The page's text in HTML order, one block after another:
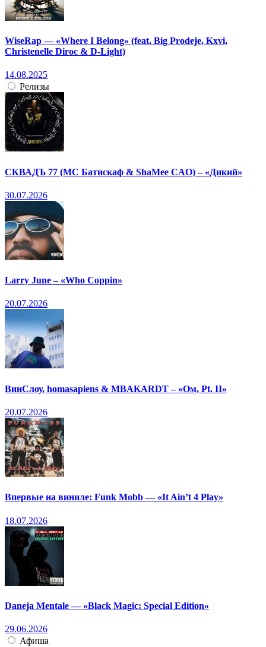
WiseRap — «Where I Belong» (feat. Big Prodeje, Kxvi,
Christenelle Diroc & D-Light)
14.08.2025
Релизы
СКВАДЪ 77 (МС Батискаф & ShaMee CAO) – «Дикий»
30.07.2026
Larry June – «Who Coppin»
20.07.2026
ВинСлоу, homasapiens & MBAKARDT – «Ом, Pt. II»
20.07.2026
Впервые на виниле: Funk Mobb — «It Ain’t 4 Play»
18.07.2026
Daneja Mentale — «Black Magic: Special Edition»
29.06.2026
Афиша